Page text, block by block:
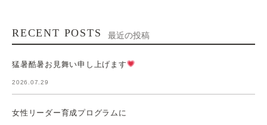
RECENT POSTS 最近の投稿
猛暑酷暑お見舞い申し上げます
2026.07.29
女性リーダー育成プログラムに